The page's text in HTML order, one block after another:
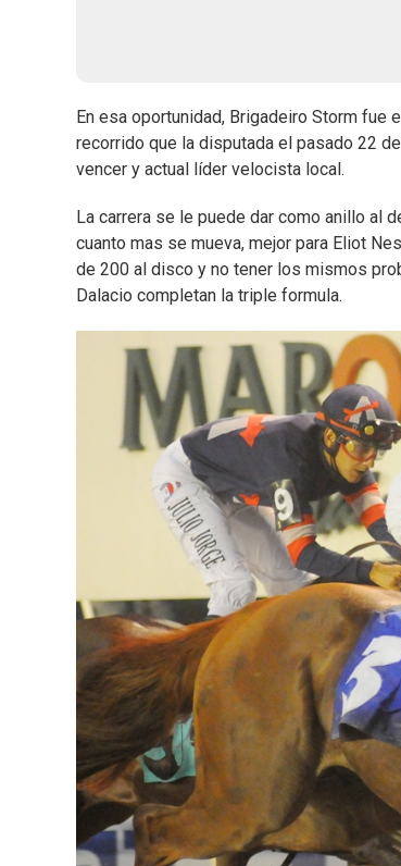
En esa oportunidad, Brigadeiro Storm fue
recorrido que la disputada el pasado 22
vencer y actual líder velocista local.
La carrera se le puede dar como anillo al
cuanto mas se mueva, mejor para Eliot
de 200 al disco y no tener los mismos
Dalacio completan la triple formula.